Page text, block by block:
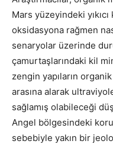
Mars yüzeyindeki
oksidasyona rağmen
senaryolar üzerinde
çamurtaşlarındaki kil
zengin yapıların
arasına alarak
sağlamış olabileceği
Angel bölgesindeki
sebebiyle yakın bir